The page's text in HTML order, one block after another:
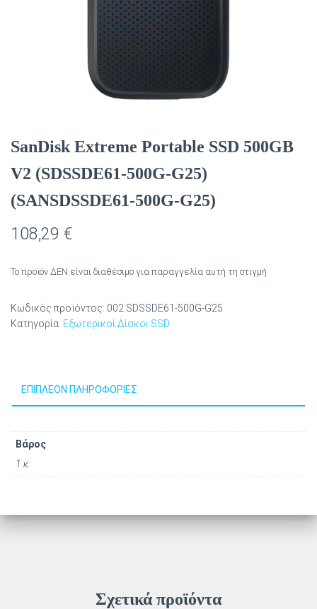
SanDisk Extreme Portable SSD 500GB
V2 (SDSSDE61-500G-G25)
(SANSDSSDE61-500G-G25)
108,29 €
Το προϊόν ΔΕΝ είναι διαθέσιμο για παραγγελία αυτή τη στιγμή
Κωδικός προϊόντος: 002.SDSSDE61-500G-G25
Κατηγορία: Εξωτερικοί Δίσκοι SSD
ΕΠΙΠΛΈΟΝ ΠΛΗΡΟΦΟΡΊΕΣ
Βάρος
1 κ.
Σχετικά προϊόντα